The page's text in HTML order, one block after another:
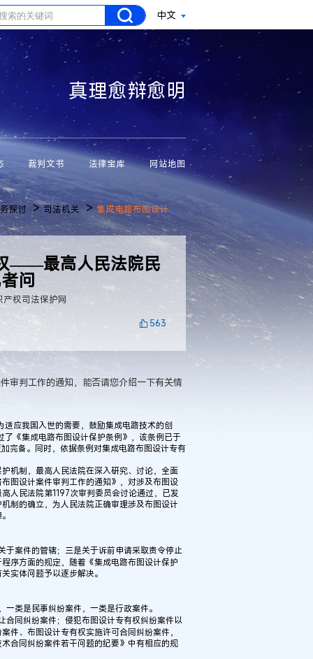
中文
真理愈辩愈明
裁判文书 法律宝库 网站地图
探讨 >司法机关 >集成电路布图设计
——最高人民法院民
问
权司法保护网
563
审判工作的通知，能否请您介绍一下有关情
应我国入世的需要，鼓励集成电路技术的创
《集成电路布图设计保护条例》，该条例已于
完备。同时，依据条例对集成电路布图设计专有
机制，最高人民法院在深入研究、讨论，全面
图设计案件审判工作的通知》，对涉及布图设
人民法院第1197次审判委员会讨论通过，已发
制的确立，为人民法院正确审理涉及布图设计
案件的管辖；三是关于诉前申请采取责令停止
序方面的规定，随着《集成电路布图设计保护
实体问题予以逐步解决。
类是民事纠纷案件，一类是行政案件。
同纠纷案件；侵犯布图设计专有权纠纷案件以
件、布图设计专有权实施许可合同纠纷案件，
合同纠纷案件若干问题的纪要》中有相应的规